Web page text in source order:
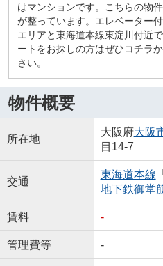
はマンションです。こちらの物
が整っています。エレベーター
エリアと東海道本線東淀川付近
ートをお探しの方はぜひコチラ
さい。
物件概要
所在地
大阪府大阪
目14-7
交通
東海道本線 「
地下鉄御堂
賃料 -
管理費等 -